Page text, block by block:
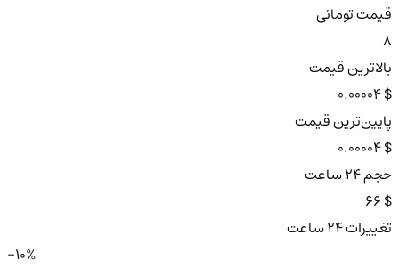
قیمت تومانی
8
بالاترین قیمت
$ 0.00004
پایین‌ترین قیمت
$ 0.00004
حجم ۲۴ ساعت
$ 66
تغییرات ۲۴ ساعت
-10%